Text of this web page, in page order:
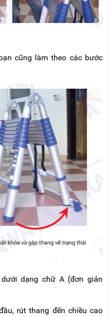
cũng làm theo các bước
dạng chữ A (đơn giản
rút thang đến chiều cao